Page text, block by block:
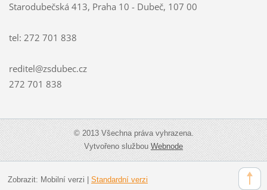
Starodubečská 413, Praha 10 - Dubeč, 107 00
tel: 272 701 838
reditel@zsdubec.cz
272 701 838
© 2013 Všechna práva vyhrazena.
Vytvořeno službouWebnode
Zobrazit: Mobilní verzi | Standardní verzi